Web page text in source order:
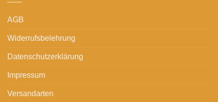
AGB
Widerrufsbelehrung
Datenschutzerklärung
Impressum
Versandarten